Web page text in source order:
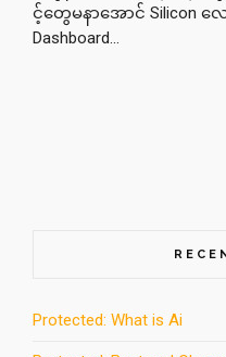
င့်တွေမနာအောင် Silicon လ
Dashboard...
Protected: What is Ai